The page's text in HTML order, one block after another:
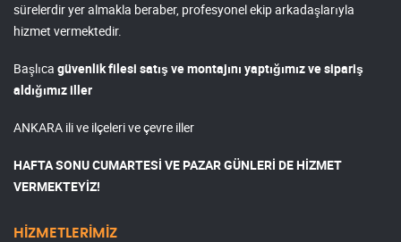
sürelerdir yer almakla beraber, profesyonel ekip arkadaşlarıyla
hizmet vermektedir.
Başlıca güvenlik filesi satış ve montajını yaptığımız ve sipariş
aldığımız iller
ANKARA ili ve ilçeleri ve çevre iller
HAFTA SONU CUMARTESİ VE PAZAR GÜNLERİ DE HİZMET
VERMEKTEYİZ!
HİZMETLERİMİZ